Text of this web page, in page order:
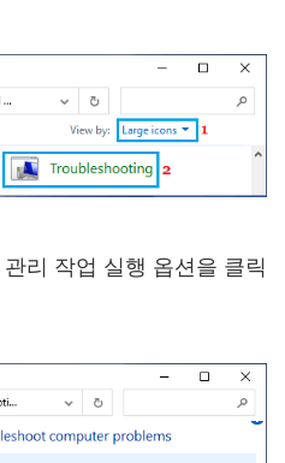
리 작업 실행 옵션을 클릭